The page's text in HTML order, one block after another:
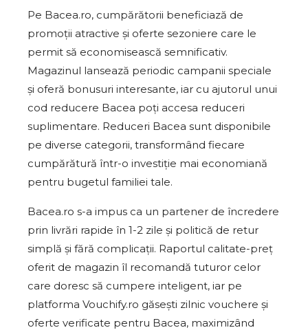
Pe Bacea.ro, cumpărătorii beneficiază de
promoții atractive și oferte sezoniere care le
permit să economisească semnificativ.
Magazinul lansează periodic campanii speciale
și oferă bonusuri interesante, iar cu ajutorul unui
cod reducere Bacea poți accesa reduceri
suplimentare. Reduceri Bacea sunt disponibile
pe diverse categorii, transformând fiecare
cumpărătură într-o investiție mai economiană
pentru bugetul familiei tale.
Bacea.ro s-a impus ca un partener de încredere
prin livrări rapide în 1-2 zile și politică de retur
simplă și fără complicații. Raportul calitate-preț
oferit de magazin îl recomandă tuturor celor
care doresc să cumpere inteligent, iar pe
platforma Vouchify.ro găsești zilnic vouchere și
oferte verificate pentru Bacea, maximi­zând